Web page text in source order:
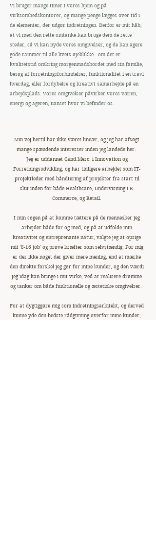
Vi bruger mange timer i vores hjem og på
virksomhedskontorer, og mange penge lægges over tid i
de elementer, der udgør indretningen. Derfor er mit håb,
at vi med den rette omtanke kan bruge dem de rette
steder, så vi kan nyde vores omgivelser, og de kan agere
gode rammer til alle livets øjeblikke - om det er
kvalitetstid omkring morgenmadsbordet med sin familie,
besøg af forretningsforbindelser, funktionalitet i en travl
hverdag, eller fordybelse og kreativt samarbejde på en
arbejdsplads. Vores omgivelser påvirker vores væren,
energi og ageren, uanset hvor vi befinder os.
Min vej hertil har ikke været lineær, og jeg har afsøgt
mange spændende interesser inden jeg landede her.
Jeg er uddannet Cand.Merc. i Innovation og
Forretningsudvikling, og har tidligere arbejdet som IT-
projektleder med håndtering af projekter fra start til
slut inden for både Healthcare, Undervisning i E-
Commerce, og Retail.
I min søgen på at komme tættere på de mennesker jeg
arbejder både for og med, og på at udfolde min
kreativitet og entreprenante natur, valgte jeg at opsige
mit '8-16 job' og prøve kræfter som selvstændig. For mig
er der ikke noget der giver mere mening, end at mærke
den direkte forskel jeg gør for mine kunder, og den værdi
jeg idag kan bringe i mit virke, ved at realisere drømme
og tanker om både funktionelle og æstetiske omgivelser.
For at dygtiggøre mig som indretningsarkitekt, og derved
kunne yde den bedste rådgivning overfor mine kunder,